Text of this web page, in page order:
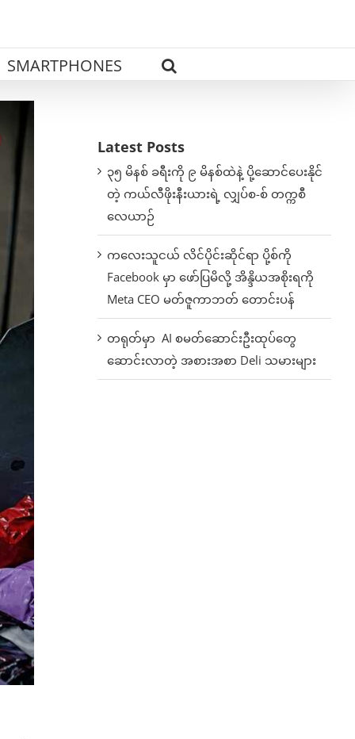
SMARTPHONES
Latest Posts
၃၅ မိနစ် ခရီးကို ၉ မိနစ်ထဲနဲ့ ပို့ဆောင်ပေးနိုင်
တဲ့ ကယ်လီဖိုးနီးယားရဲ့ လျှပ်စ-စ် တက္ကစီ
လေယာဉ်
ကလေးသူငယ် လိင်ပိုင်းဆိုင်ရာ ပို့စ်ကို
Facebook မှာ ဖော်ပြမိလို့ အိန္ဒိယအစိုးရကို
Meta CEO မတ်ဇူကာဘတ် တောင်းပန်
တရုတ်မှာ AI စမတ်ဆောင်းဦးထုပ်တွေ
ဆောင်းလာတဲ့ အစားအစာ Deli သမားများ